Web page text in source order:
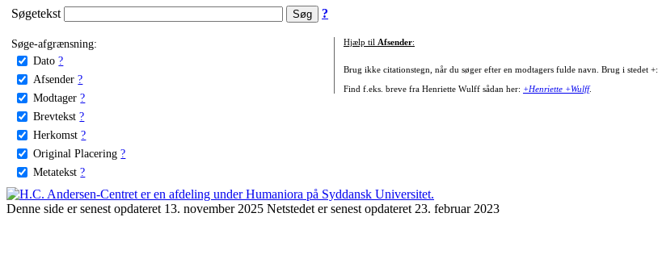
Søgetekst ?
Søge-afgrænsning:
Dato ?
Afsender ?
Modtager ?
Brevtekst ?
Herkomst ?
Original Placering ?
Metatekst ?
Hjælp til Afsender:
Brug ikke citationstegn, når du søger efter en modtagers fulde navn. Brug i stedet +:
Find f.eks. breve fra Henriette Wulff sådan her: +Henriette +Wulff.
Denne side er senest opdateret 13. november 2025 Netstedet er senest opdateret 23. februar 2023